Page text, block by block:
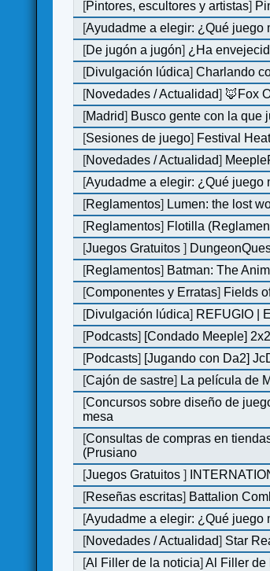
[Pintores, escultores y artistas]
[Ayudadme a elegir: ¿Qué juego
[De jugón a jugón] ¿Ha
[Divulgación lúdica]Charlando
[Novedades / Actualidad] 🦊Fox
[Madrid] Busco gente con la que
[Sesiones de juego] Festival
[Novedades / Actualidad]
[Ayudadme a elegir: ¿Qué juego
[Reglamentos] Lumen: the lost
[Reglamentos] Flotilla
[Juegos Gratuitos]
[Reglamentos] Batman: The
[Componentes y Erratas] Fields
[Divulgación lúdica] REFUGIO |
[Podcasts] [Condado Meeple]
[Podcasts] [Jugando con Da2]
[Cajón de sastre] La película de
[Concursos sobre diseño de
mesa
[Consultas de compras en
(Prusiano
[Juegos Gratuitos]
[Reseñas escritas] Battalion
[Ayudadme a elegir: ¿Qué juego
[Novedades / Actualidad] Star
[Al Filler de la noticia]Al Filler de